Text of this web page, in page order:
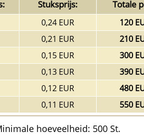
Stuksprijs: Totale
0,24 EUR
120
0,21 EUR
210
0,15 EUR
300
0,13 EUR
390
0,12 EUR
480
0,11 EUR 550
hoeveelheid: 500 St.